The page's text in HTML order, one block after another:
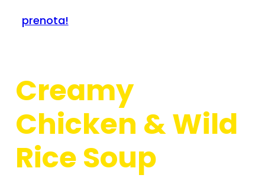
prenota!
Creamy
Chicken & Wild
Rice Soup